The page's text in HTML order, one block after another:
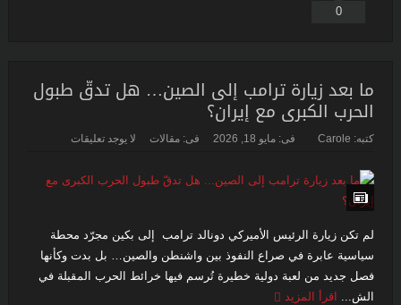
0
ما بعد زيارة ترامب إلى الصين… هل تدقّ طبول
الحرب الكبرى مع إيران؟
كتبه: Carole فى: مايو 18, 2026 فى: مقالات لا يوجد تعليقات
لم تكن زيارة الرئيس الأميركي دونالد ترامب إلى بكين مجرّد محطة
سياسية عابرة في صراع النفوذ بين واشنطن والصين… بل بدت وكأنها
فصل جديد من لعبة دولية خطيرة تُرسم فيها خرائط الحرب المقبلة في
الش... اقرأ المزيد